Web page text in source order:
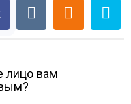
лицо вам